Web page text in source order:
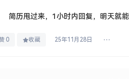
简历甩过来，1小时内回复，明天就能
0 收藏 25年11月28日